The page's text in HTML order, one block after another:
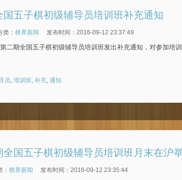
国五子棋初级辅导员培训班补充通知
类： 棋界新闻 发布时间：2016-09-12 23:37:49
二期全国五子棋初级辅导员培训班发出补充通知，对参加培
员 培训班 补充 通知
全国五子棋初级辅导员培训班月末在沪
： 棋界新闻 发布时间：2016-09-12 23:35:44